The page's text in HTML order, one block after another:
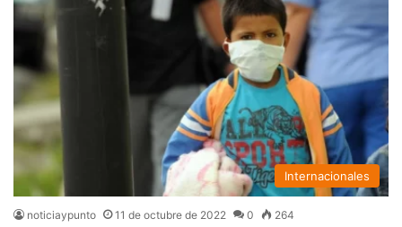
Internacionales
noticiaypunto 11 de octubre de 2022 0 264